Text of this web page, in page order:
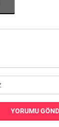
YORUMU